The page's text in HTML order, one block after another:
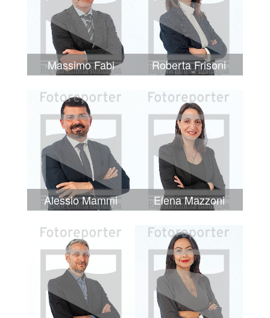
Massimo Fabi Roberta Frisoni
Alessio Mammi Elena Mazzoni